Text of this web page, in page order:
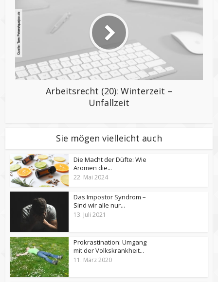
Arbeitsrecht (20): Winterzeit –
Unfallzeit
Sie mögen vielleicht auch
Die Macht der Düfte: Wie
Aromen die...
22. Mai 2024
Das Impostor Syndrom –
Sind wir alle nur...
13. Juli 2021
Prokrastination: Umgang
mit der Volkskrankheit...
11. März 2020